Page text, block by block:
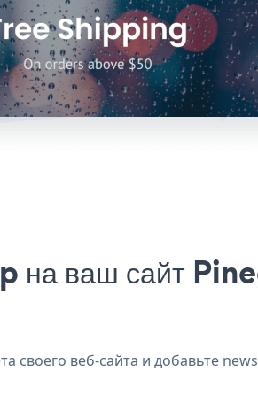
на ваш сайт
своего веб-сайта и добавьте